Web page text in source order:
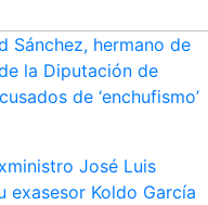
Sánchez, hermano de
la Diputación de
de ‘enchufismo’
José Luis
exasesor Koldo García